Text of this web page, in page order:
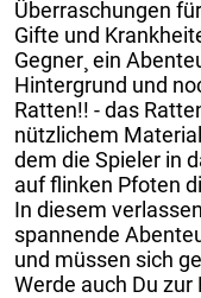
Überraschungen
Gifte und
Gegner¸ ein
Hintergrund und
Ratten!! - das
nützlichem
dem die Spieler in
auf flinken Pfoten
In diesem
spannende
und müssen sich
Werde auch Du zur